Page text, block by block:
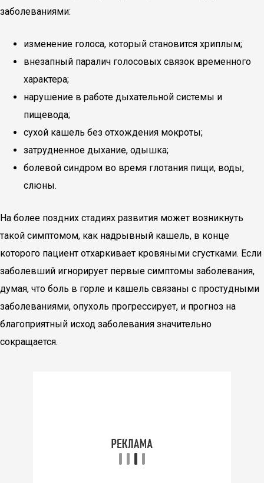
заболеваниями:
изменение голоса, который становится хриплым;
внезапный паралич голосовых связок временного
характера;
нарушение в работе дыхательной системы и
пищевода;
сухой кашель без отхождения мокроты;
затрудненное дыхание, одышка;
болевой синдром во время глотания пищи, воды,
слюны.
На более поздних стадиях развития может возникнуть
такой симптомом, как надрывный кашель, в конце
которого пациент отхаркивает кровяными сгустками. Если
заболевший игнорирует первые симптомы заболевания,
думая, что боль в горле и кашель связаны с простудными
заболеваниями, опухоль прогрессирует, и прогноз на
благоприятный исход заболевания значительно
сокращается.